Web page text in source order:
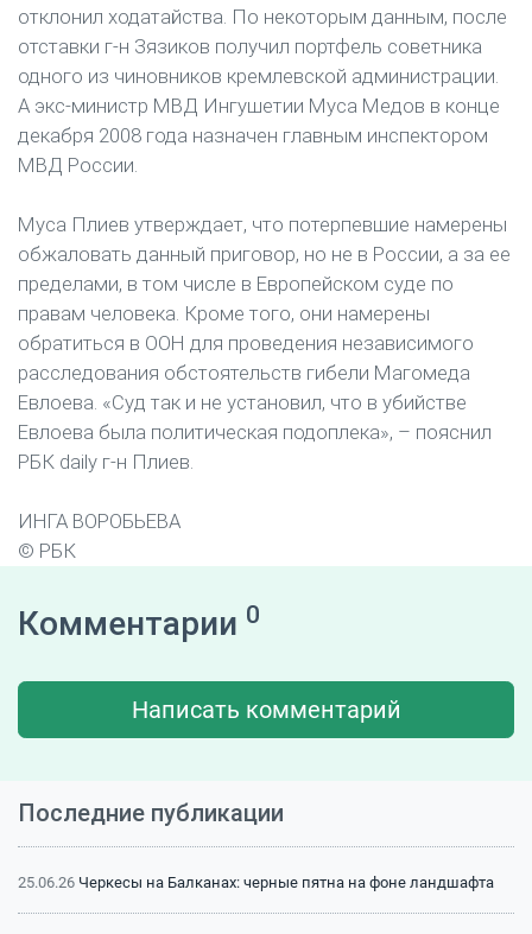
отклонил ходатайства. По некоторым данным, после
отставки г-н Зязиков получил портфель советника
одного из чиновников кремлевской администрации.
А экс-министр МВД Ингушетии Муса Медов в конце
декабря 2008 года назначен главным инспектором
МВД России.
Муса Плиев утверждает, что потерпевшие намерены
обжаловать данный приговор, но не в России, а за ее
пределами, в том числе в Европейском суде по
правам человека. Кроме того, они намерены
обратиться в ООН для проведения независимого
расследования обстоятельств гибели Магомеда
Евлоева. «Суд так и не установил, что в убийстве
Евлоева была политическая подоплека», – пояснил
РБК daily г-н Плиев.
ИНГА ВОРОБЬЕВА
© РБК
Комментарии 0
Написать комментарий
Последние публикации
25.06.26 Черкесы на Балканах: черные пятна на фоне ландшафта